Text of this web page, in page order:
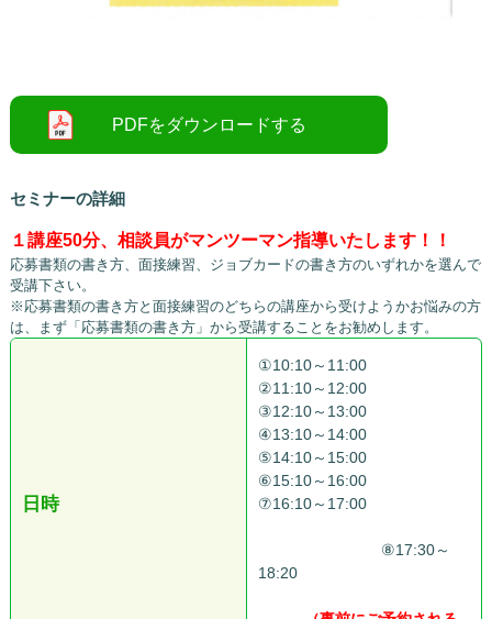
セミナーの詳細
１講座50分、相談員がマンツーマン指導いたします！！
応募書類の書き方、面接練習、ジョブカードの書き方のいずれかを選んで
受講下さい。
※応募書類の書き方と面接練習のどちらの講座から受けようかお悩みの方
は、まず「応募書類の書き方」から受講することをお勧めします。
日時
①10:10～11:00
②11:10～12:00
③12:10～13:00
④13:10～14:00
⑤14:10～15:00
⑥15:10～16:00
⑦16:10～17:00ああああああ
⑧17:30～
18:20あああああああああああ